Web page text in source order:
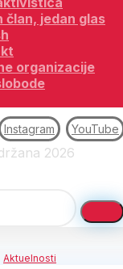
član, jedan glas
organizacije
Instagram YouTube
2026
Aktuelnosti